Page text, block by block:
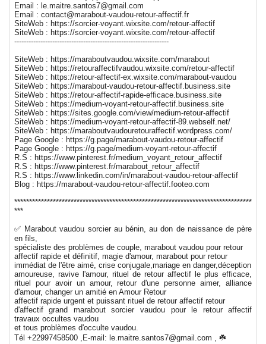
Email : le.maitre.santos7@gmail.com
Email : contact@marabout-vaudou-retour-affectif.fr
SiteWeb : https://sorcier-voyant.wixsite.com/retour-affectif
SiteWeb : https://sorcier-voyant.wixsite.com/retour-affectif
-----------------------------------------------------------------
SiteWeb : https://maraboutvaudou.wixsite.com/marabout
SiteWeb : https://retouraffectifvaudou.wixsite.com/retour-affectif
SiteWeb : https://retour-affectif-ex.wixsite.com/marabout-vaudou
SiteWeb : https://marabout-vaudou-retour-affectif.business.site
SiteWeb : https://retour-affectif-rapide-efficace.business.site
SiteWeb : https://medium-voyant-retour-affectif.business.site
SiteWeb : https://sites.google.com/view/medium-retour-affectif
SiteWeb : https://medium-voyant-retour-affectif-89.webself.net/
SiteWeb : https://maraboutvaudouretouraffectif.wordpress.com/
Page Google : https://g.page/marabout-vaudou-retour-affectif
Page Google : https://g.page/medium-voyant-retour-affectif
R.S : https://www.pinterest.fr/medium_voyant_retour_affectif
R.S : https://www.pinterest.fr/marabout_retour_affectif
R.S : https://www.linkedin.com/in/marabout-vaudou-retour-affectif
Blog : https://marabout-vaudou-retour-affectif.footeo.com
********************************************************************************
***
✅ Marabout vaudou sorcier au bénin, au don de naissance de père
en fils,
spécialiste des problèmes de couple, marabout vaudou pour retour
affectif rapide et définitif, magie d'amour, marabout pour retour
immédiat de l'être aimé, crise conjugale,mariage en danger,déception
amoureuse, ravive l'amour, rituel de retour affectif le plus efficace,
rituel pour avoir un amour, retour d'une personne aimer, alliance
d'amour, changer un amitié en Amour Retour
affectif rapide urgent et puissant rituel de retour affectif retour
d'affectif grand marabout sorcier vaudou pour le retour affectif
travaux occultes vaudou
et tous problèmes d'occulte vaudou.
Tél +22997458500 ,E-mail: le.maitre.santos7@gmail.com , ☘️